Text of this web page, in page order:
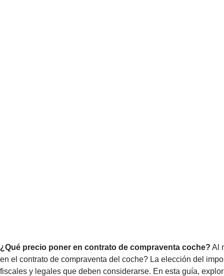
¿Qué precio poner en contrato de compraventa coche? Al
en el contrato de compraventa del coche? La elección del
fiscales y legales que deben considerarse. En esta guía,